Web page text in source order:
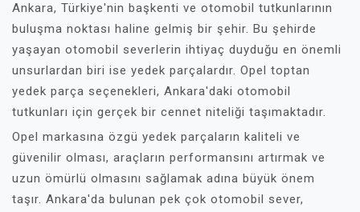
Ankara, Türkiye'nin başkenti ve otomobil tutkunlarının
buluşma noktası haline gelmiş bir şehir. Bu şehirde
yaşayan otomobil severlerin ihtiyaç duyduğu en önemli
unsurlardan biri ise yedek parçalardır. Opel toptan
yedek parça seçenekleri, Ankara'daki otomobil
tutkunları için gerçek bir cennet niteliği taşımaktadır.
Opel markasına özgü yedek parçaların kaliteli ve
güvenilir olması, araçların performansını artırmak ve
uzun ömürlü olmasını sağlamak adına büyük önem
taşır. Ankara'da bulunan pek çok otomobil sever,